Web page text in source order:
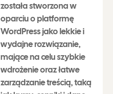
została stworzona w
oparciu o platformę
WordPress jako lekkie i
wydajne rozwiązanie,
mające na celu szybkie
wdrożenie oraz łatwe
zarządzanie treścią, taką